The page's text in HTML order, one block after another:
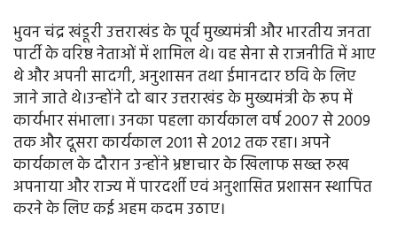
भुवन चंद्र खंडूरी उत्तराखंड के पूर्व मुख्यमंत्री और भारतीय जनता
पार्टी के वरिष्ठ नेताओं में शामिल थे। वह सेना से राजनीति में आए
थे और अपनी सादगी, अनुशासन तथा ईमानदार छवि के लिए
जाने जाते थे।उन्होंने दो बार उत्तराखंड के मुख्यमंत्री के रूप में
कार्यभार संभाला। उनका पहला कार्यकाल वर्ष 2007 से 2009
तक और दूसरा कार्यकाल 2011 से 2012 तक रहा। अपने
कार्यकाल के दौरान उन्होंने भ्रष्टाचार के खिलाफ सख्त रुख
अपनाया और राज्य में पारदर्शी एवं अनुशासित प्रशासन स्थापित
करने के लिए कई अहम कदम उठाए।